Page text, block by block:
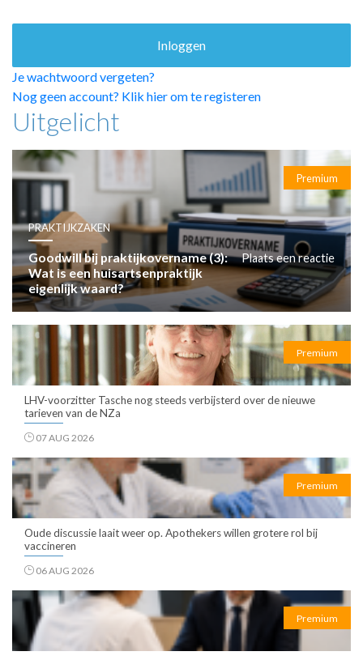
PRAKTIJKZAKEN
TARIEVEN
VPHUISARTSEN
MEDISCHE VAKHANDEL
INLOGGEN
REGISTRATIE
Je wachtwoord vergeten?
Nog geen account? Klik hier om te registeren
Uitgelicht
Premium
PRAKTIJKZAKEN
Goodwill bij praktijkovername (3):
Wat is een huisartsenpraktijk
eigenlijk waard?
Plaats een reactie
Premium
LHV-voorzitter Tasche nog steeds verbijsterd over de nieuwe
tarieven van de NZa
07 AUG 2026
Premium
Oude discussie laait weer op. Apothekers willen grotere rol bij
vaccineren
06 AUG 2026
Premium